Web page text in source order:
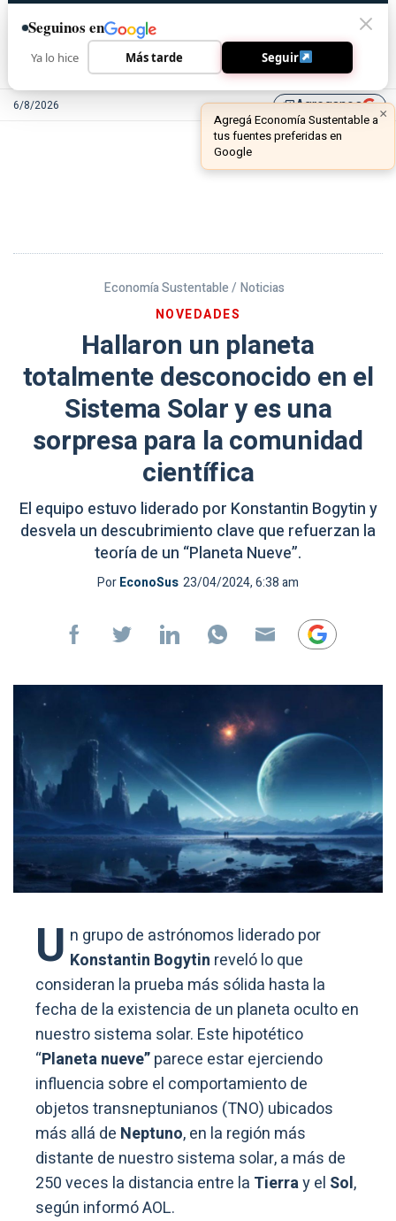
6/8/2026 library_addAgreganos
Economía Sustentable / Noticias
NOVEDADES
Hallaron un planeta
totalmente desconocido en el
Sistema Solar y es una
sorpresa para la comunidad
científica
El equipo estuvo liderado por Konstantin Bogytin y
desvela un descubrimiento clave que refuerzan la
teoría de un “Planeta Nueve”.
PorEconoSus 23/04/2024, 6:38 am
U n grupo de astrónomos liderado por
Konstantin Bogytin reveló lo que
consideran la prueba más sólida hasta la
fecha de la existencia de un planeta oculto en
nuestro sistema solar. Este hipotético
“Planeta nueve”parece estar ejerciendo
influencia sobre el comportamiento de
objetos transneptunianos (TNO) ubicados
más allá de Neptuno, en la región más
distante de nuestro sistema solar, a más de
250 veces la distancia entre la Tierray el Sol,
según informó AOL.
Seguinos en
Ya lo hice Más tarde Seguir